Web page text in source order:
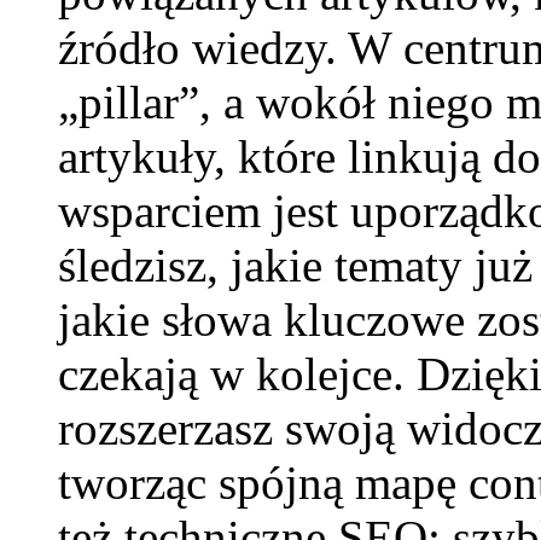
źródło wiedzy. W
„pillar”, a wokół niego
artykuły, które linkują
wsparciem jest
śledzisz, jakie tematy
jakie słowa kluczowe
czekają w kolejce.
rozszerzasz swoją
tworząc spójną mapę